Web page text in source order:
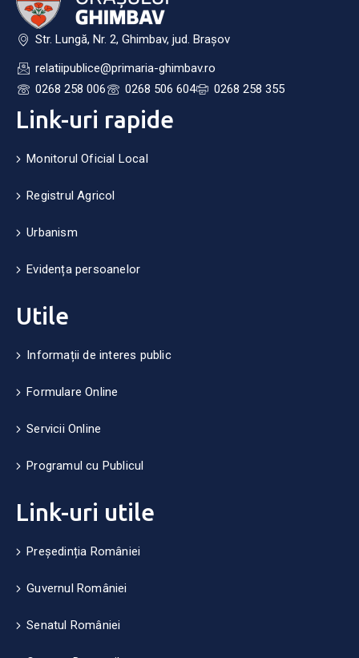
Str. Lungă, Nr. 2, Ghimbav, jud. Brașov
relatiipublice@primaria-ghimbav.ro
0268 258 006
0268 506 604 0268 258 355
Link-uri rapide
Monitorul Oficial Local
Registrul Agricol
Urbanism
Evidența persoanelor
Utile
Informații de interes public
Formulare Online
Servicii Online
Programul cu Publicul
Link-uri utile
Președinția României
Guvernul României
Senatul României